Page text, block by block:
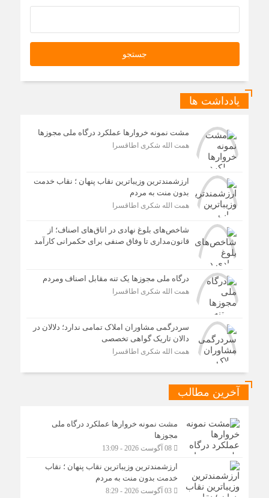
یادداشت ها
مشت نمونه خروارها عملکرد درگاه ملی مجوزها
همت الله شکری اطاقسرا
ارزشمندترین وزیباترین نقاب پنهان ؛ نقاب خدمت
بدون منت به مردم
همت الله شکری اطاقسرا
شاخص‌های بلوغ نهادی در اتاق‌های اصناف؛ از
قانون‌مداری تا وفاق صنفی برای حکمرانی کارآمد
درگاه ملی مجوزها یک تنه مقابل اصناف ومردم
همت الله شکری اطاقسرا
سردرگمی مشاوران املاک تمامی ندارد؛ دلالان در
دالان تاریک گواهی تخصصی
همت الله شکری اطاقسرا
آخرین مطالب
مشت نمونه خروارها عملکرد درگاه ملی
مجوزها
08 آگوست 2026 - 13:09
ارزشمندترین وزیباترین نقاب پنهان ؛ نقاب
خدمت بدون منت به مردم
03 آگوست 2026 - 8:29